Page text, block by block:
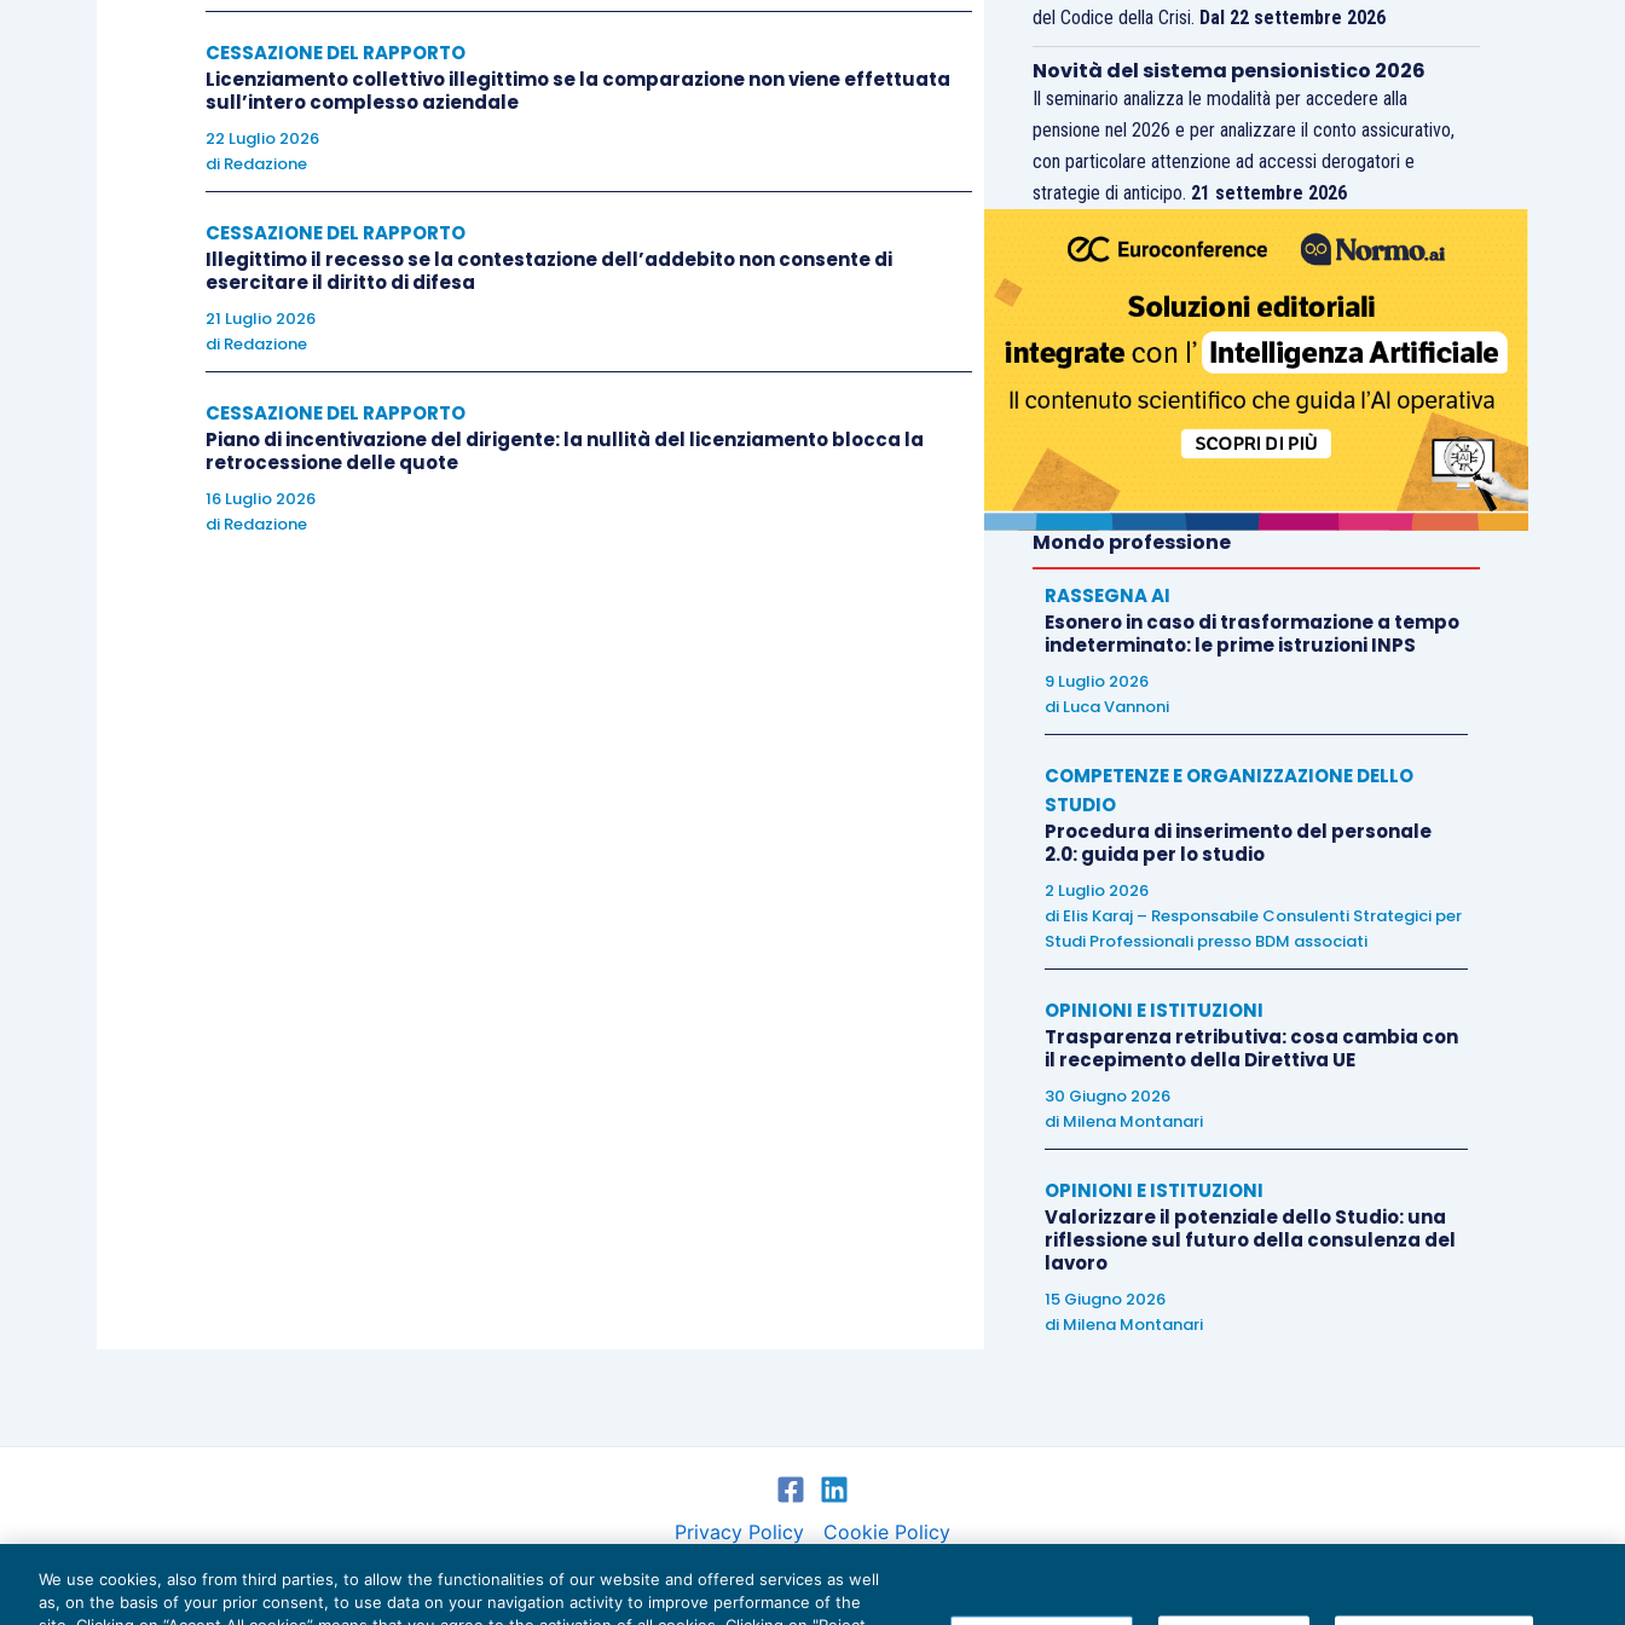
CESSAZIONE DEL RAPPORTO
Licenziamento collettivo illegittimo se la comparazione non viene effettuata
sull’intero complesso aziendale
22 Luglio 2026
di Redazione
CESSAZIONE DEL RAPPORTO
Illegittimo il recesso se la contestazione dell’addebito non consente di
esercitare il diritto di difesa
21 Luglio 2026
di Redazione
CESSAZIONE DEL RAPPORTO
Piano di incentivazione del dirigente: la nullità del licenziamento blocca la
retrocessione delle quote
16 Luglio 2026
di Redazione
del Codice della Crisi. Dal 22 settembre 2026
Novità del sistema pensionistico 2026
Il seminario analizza le modalità per accedere alla
pensione nel 2026 e per analizzare il conto assicurativo,
con particolare attenzione ad accessi derogatori e
strategie di anticipo. 21 settembre 2026
Mondo professione
RASSEGNA AI
Esonero in caso di trasformazione a tempo
indeterminato: le prime istruzioni INPS
9 Luglio 2026
di Luca Vannoni
COMPETENZE E ORGANIZZAZIONE DELLO
STUDIO
Procedura di inserimento del personale
2.0: guida per lo studio
2 Luglio 2026
di Elis Karaj – Responsabile Consulenti Strategici per
Studi Professionali presso BDM associati
OPINIONI E ISTITUZIONI
Trasparenza retributiva: cosa cambia con
il recepimento della Direttiva UE
30 Giugno 2026
di Milena Montanari
OPINIONI E ISTITUZIONI
Valorizzare il potenziale dello Studio: una
riflessione sul futuro della consulenza del
lavoro
15 Giugno 2026
di Milena Montanari
Privacy Policy Cookie Policy
Euroconference NEWS è una testata registrata al Tribunale di Milano Reg. n. 8556/2026
Direttore responsabile Sandro Cerato
We use cookies, also from third parties, to allow the functionalities of our website and offered services as well
as, on the basis of your prior consent, to use data on your navigation activity to improve performance of the